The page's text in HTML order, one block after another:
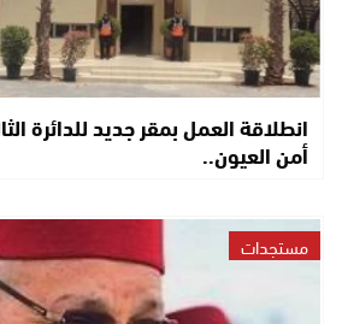
انطلاقة العمل بمقر جديد للدائرة
أمن العيون..
مستجدات